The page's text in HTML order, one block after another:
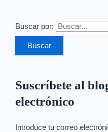
Buscar por:
Suscríbete al
electrónico
Introduce tu correo